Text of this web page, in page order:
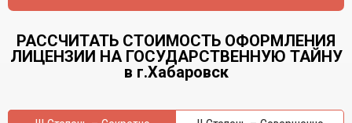
РАССЧИТАТЬ СТОИМОСТЬ ОФОРМЛЕНИЯ
ЛИЦЕНЗИИ НА ГОСУДАРСТВЕННУЮ ТАЙНУ
в г.Хабаровск